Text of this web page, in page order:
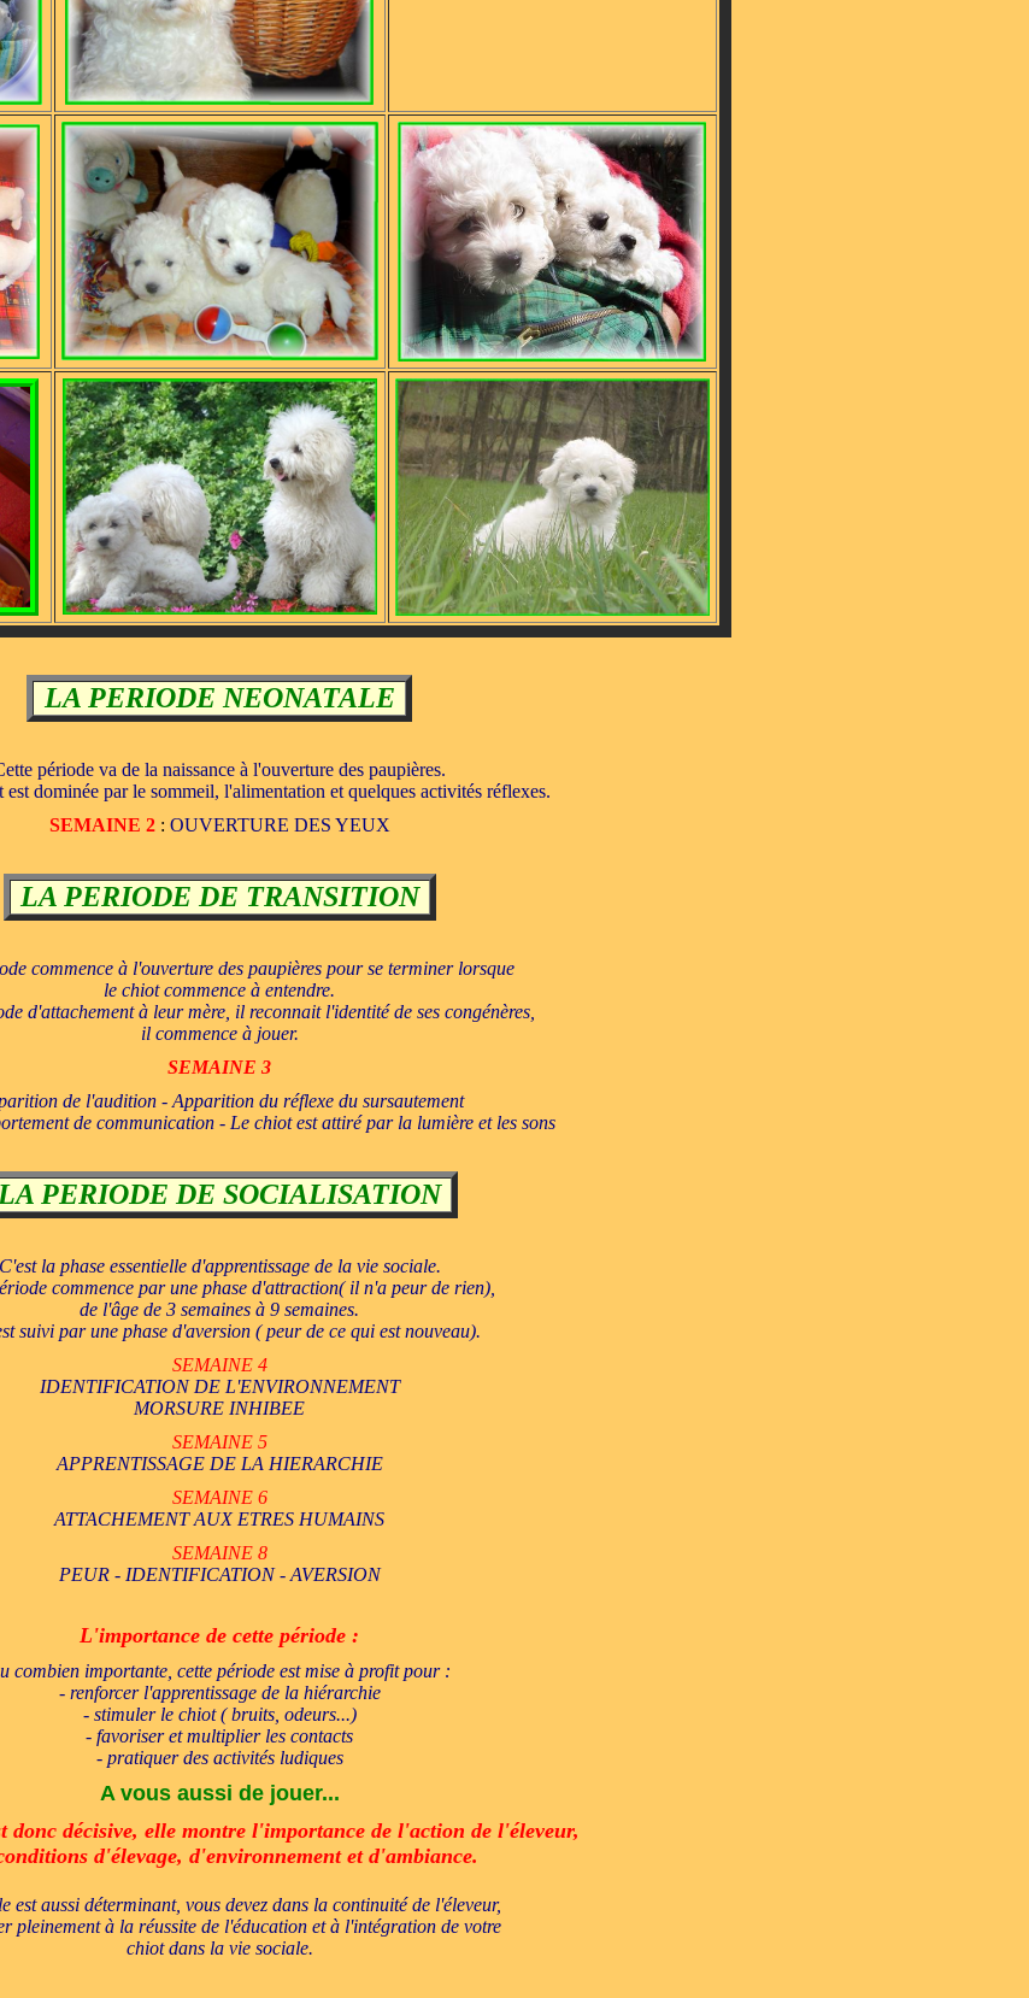
LA PERIODE NEONATALE
période va de la naissance à l'ouverture des paupières.
dominée par le sommeil, l'alimentation et quelques activités réflexes.
SEMAINE 2 : OUVERTURE DES YEUX
LA PERIODE DE TRANSITION
commence à l'ouverture des paupières pour se terminer lorsque
le chiot commence à entendre.
d'attachement à leur mère, il reconnait l'identité de ses congénères,
il commence à jouer.
SEMAINE 3
de l'audition - Apparition du réflexe du sursautement
de communication - Le chiot est attiré par la lumière et les sons
LA PERIODE DE SOCIALISATION
C'est la phase essentielle d'apprentissage de la vie sociale.
commence par une phase d'attraction( il n'a peur de rien),
de l'âge de 3 semaines à 9 semaines.
suivi par une phase d'aversion ( peur de ce qui est nouveau).
SEMAINE 4
IDENTIFICATION DE L'ENVIRONNEMENT
MORSURE INHIBEE
SEMAINE 5
APPRENTISSAGE DE LA HIERARCHIE
SEMAINE 6
ATTACHEMENT AUX ETRES HUMAINS
SEMAINE 8
PEUR - IDENTIFICATION - AVERSION
L'importance de cette période :
combien importante, cette période est mise à profit pour :
- renforcer l'apprentissage de la hiérarchie
- stimuler le chiot ( bruits, odeurs...)
- favoriser et multiplier les contacts
- pratiquer des activités ludiques
A vous aussi de jouer...
donc décisive, elle montre l'importance de l'action de l'éleveur,
d'élevage, d'environnement et d'ambiance.
est aussi déterminant, vous devez dans la continuité de l'éleveur,
pleinement à la réussite de l'éducation et à l'intégration de votre
chiot dans la vie sociale.